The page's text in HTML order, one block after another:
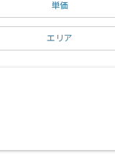
単価
エリア